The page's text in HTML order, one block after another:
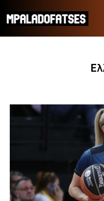
ΜΟΥΝΤΙΑΛ
ΜΠΑΣΚΕΤ
BLOGS